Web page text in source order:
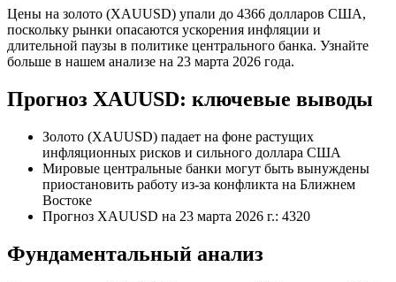
Цены на золото (XAUUSD) упали до 4366 долларов США,
поскольку рынки опасаются ускорения инфляции и
длительной паузы в политике центрального банка. Узнайте
больше в нашем анализе на 23 марта 2026 года.
Прогноз XAUUSD: ключевые выводы
Золото (XAUUSD) падает на фоне растущих
инфляционных рисков и сильного доллара США
Мировые центральные банки могут быть вынуждены
приостановить работу из-за конфликта на Ближнем
Востоке
Прогноз XAUUSD на 23 марта 2026 г.: 4320
Фундаментальный анализ